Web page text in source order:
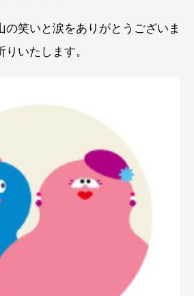
の笑いと涙をありがとうございま
いたします。